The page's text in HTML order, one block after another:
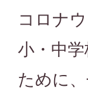
コロナ
小・中
ために